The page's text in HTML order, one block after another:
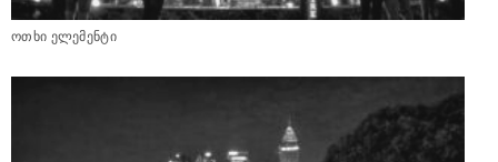
ოთხი ელემენტი